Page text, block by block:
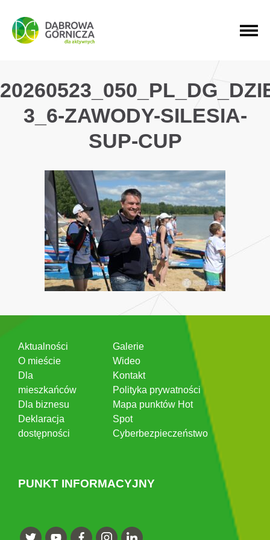
PRZEJDŹ DO MENU GŁÓWNEGO
PRZEJDŹ DO WYSZUKIWARKI
PRZEJDŹ DO TREŚCI
3_6-ZAWODY-SILESIA-
SUP-CUP
Aktualności
O mieście
Dla
mieszkańców
Dla biznesu
Deklaracja
dostępności
Galerie
Wideo
Kontakt
Polityka prywatności
Mapa punktów Hot
Spot
Cyberbezpieczeństwo
PUNKT INFORMACYJNY